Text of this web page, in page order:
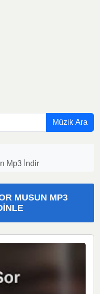
Müzik Ara
Mp3 İndir
MUSUN MP3